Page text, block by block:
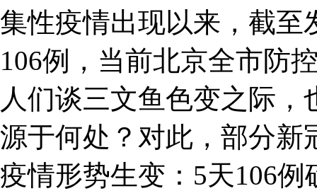
集性疫情出现以来，截至
106例，当前北京全市防
人们谈三文鱼色变之际
源于何处？对此，部分新
疫情形势生变：5天106